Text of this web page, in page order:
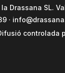
Drassana SL.
·
controlada